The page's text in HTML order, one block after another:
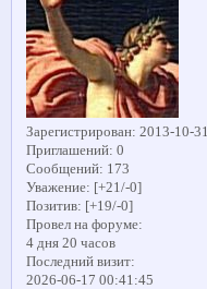
Зарегистрирован: 2013-10-31
Приглашений: 0
Сообщений: 173
Уважение: [+21/-0]
Позитив: [+19/-0]
Провел на форуме:
4 дня 20 часов
Последний визит:
2026-06-17 00:41:45